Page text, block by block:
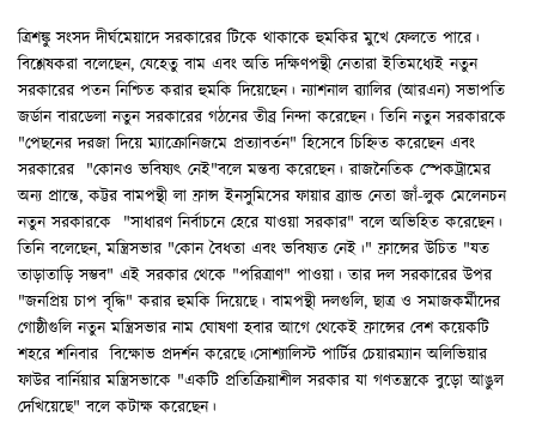
ত্রিশঙ্কু সংসদ দীর্ঘমেয়াদে সরকারের টিকে থাকাকে হুমকির মুখে ফেলতে পারে।
বিশ্লেষকরা বলেছেন, যেহেতু বাম এবং অতি দক্ষিণপন্থী নেতারা ইতিমধ্যেই নতুন
সরকারের পতন নিশ্চিত করার হুমকি দিয়েছেন। ন্যাশনাল ৱ্যালির (আরএন) সভাপতি
জর্ডান বারডেলা নতুন সরকারের গঠনের তীব্র নিন্দা করেছেন। তিনি নতুন সরকারকে
"পেছনের দরজা দিয়ে ম্যাক্রোনিজমে প্রত্যাবর্তন" হিসেবে চিহ্নিত করেছেন এবং
সরকারের "কোনও ভবিষ্যৎ নেই"বলে মন্তব্য করেছেন। রাজনৈতিক স্পেকট্রামের
অন্য প্রান্তে, কট্টর বামপন্থী লা ফ্রান্স ইনসুমিসের ফায়ার ব্র্যান্ড নেতা জাঁ-লুক মেলেনচন
নতুন সরকারকে "সাধারণ নির্বাচনে হেরে যাওয়া সরকার" বলে অভিহিত করেছেন।
তিনি বলেছেন, মন্ত্রিসভার "কোন বৈধতা এবং ভবিষ্যত নেই।" ফ্রান্সের উচিত "যত
তাড়াতাড়ি সম্ভব" এই সরকার থেকে "পরিত্রাণ" পাওয়া। তার দল সরকারের উপর
"জনপ্রিয় চাপ বৃদ্ধি" করার হুমকি দিয়েছে। বামপন্থী দলগুলি, ছাত্র ও সমাজকর্মীদের
গোষ্ঠীগুলি নতুন মন্ত্রিসভার নাম ঘোষণা হবার আগে থেকেই ফ্রান্সের বেশ কয়েকটি
শহরে শনিবার বিক্ষোভ প্রদর্শন করেছে।সোশ্যালিস্ট পার্টির চেয়ারম্যান অলিভিয়ার
ফাউর বার্নিয়ার মন্ত্রিসভাকে "একটি প্রতিক্রিয়াশীল সরকার যা গণতন্ত্রকে বুড়ো আঙুল
দেখিয়েছে" বলে কটাক্ষ করেছেন।